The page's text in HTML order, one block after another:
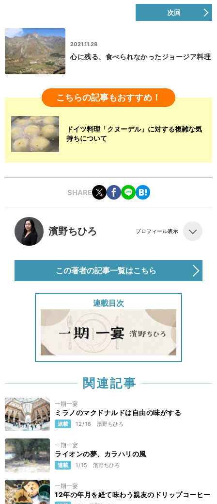
次回
2021.11.28
心に残る、食べられなかったジョージア料理
こちらの記事もおすすめ！
ドイツ料理「クヌーデル」に対する複雑な気
持ちについて
SHARE
濱野ちひろ プロフィール表示
この著者の記事一覧はこちら
連載目次
関連記事
一期一宴
ミラノのマクドナルドは自由の味がする
連載 12/18 濱野ちひろ
一期一宴
ライオンの夢、カラハリの風
連載 1/15 濱野ちひろ
一期一宴
12年の年月を経て味わう親友のドリップコーヒー